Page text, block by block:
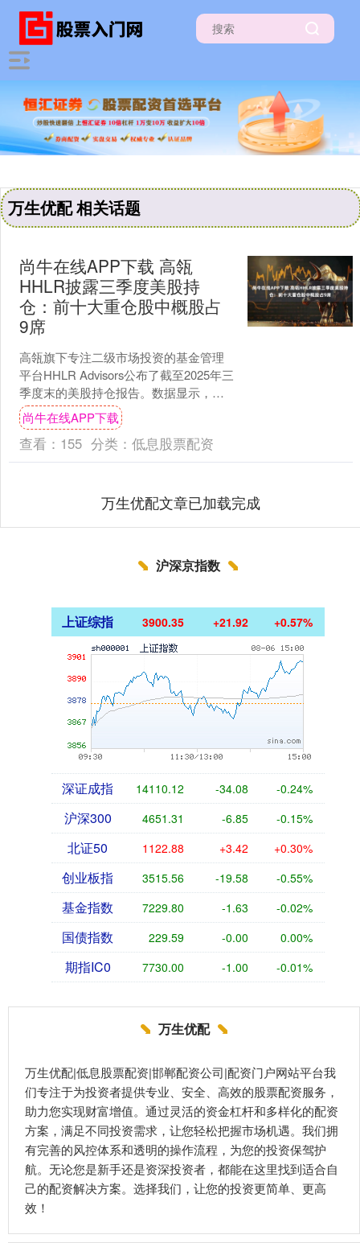
万生优配 相关话题
尚牛在线APP下载 高瓴
HHLR披露三季度美股持
仓：前十大重仓股中概股占
9席
高瓴旗下专注二级市场投资的基金管理
平台HHLR Advisors公布了截至2025年三
季度末的美股持仓报告。数据显示，三
季末HHLR Advisors总共持有3....
尚牛在线APP下载
查看： 155 分类： 低息股票配资
万生优配文章已加载完成
沪深京指数
上证综指 3900.35 +21.92 +0.57%
深证成指 14110.12 -34.08 -0.24%
沪深300 4651.31 -6.85 -0.15%
北证50 1122.88 +3.42 +0.30%
创业板指 3515.56 -19.58 -0.55%
基金指数 7229.80 -1.63 -0.02%
国债指数 229.59 -0.00 0.00%
期指IC0 7730.00 -1.00 -0.01%
万生优配
万生优配|低息股票配资|邯郸配资公司|配资门户网站平台我
们专注于为投资者提供专业、安全、高效的股票配资服务，
助力您实现财富增值。通过灵活的资金杠杆和多样化的配资
方案，满足不同投资需求，让您轻松把握市场机遇。我们拥
有完善的风控体系和透明的操作流程，为您的投资保驾护
航。无论您是新手还是资深投资者，都能在这里找到适合自
己的配资解决方案。选择我们，让您的投资更简单、更高
效！